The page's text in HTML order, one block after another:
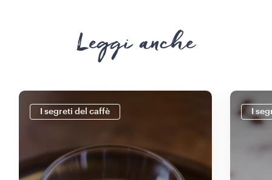
Leggi anche
I segreti del caffè I